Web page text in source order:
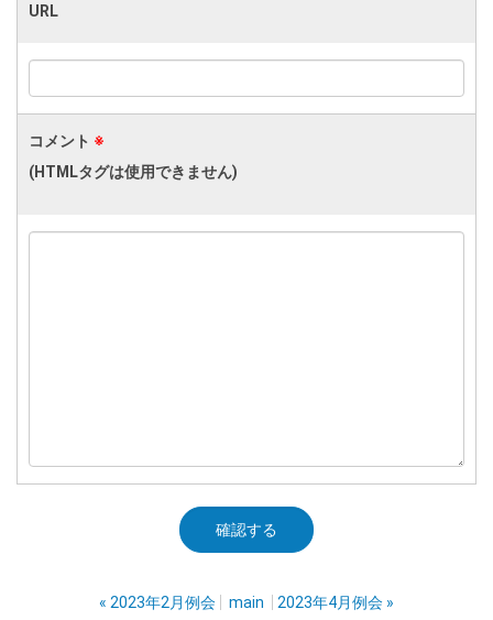
URL
コメント ※
(HTMLタグは使用できません)
« 2023年2月例会 main 2023年4月例会 »